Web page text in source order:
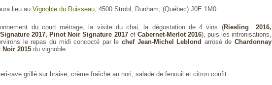
lieu au Vignoble du Ruisseau, 4500 Strobl, Dunham, (Québec) J0E 1M0.
du court métrage, la visite du chai, la dégustation de 4 vins (Riesling 2016,
2017, Pinot Noir Signature 2017 etCabernet-Merlot 2016), puis les intronisations,
le repas du midi concocté par le chef Jean-Michel Leblond arrosé deChardonnay
Noir 2015 du vignoble.
rave grillé sur braise, crème fraîche au nori, salade de fenouil et citron confit